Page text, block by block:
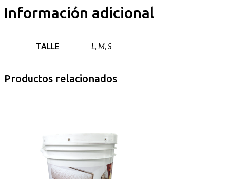
Información adicional
TALLE L, M, S
Productos relacionados